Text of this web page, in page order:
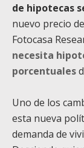
de hipotecas
nuevo precio
Fotocasa
necesita
porcentuales
Uno de los
esta nueva
demanda de